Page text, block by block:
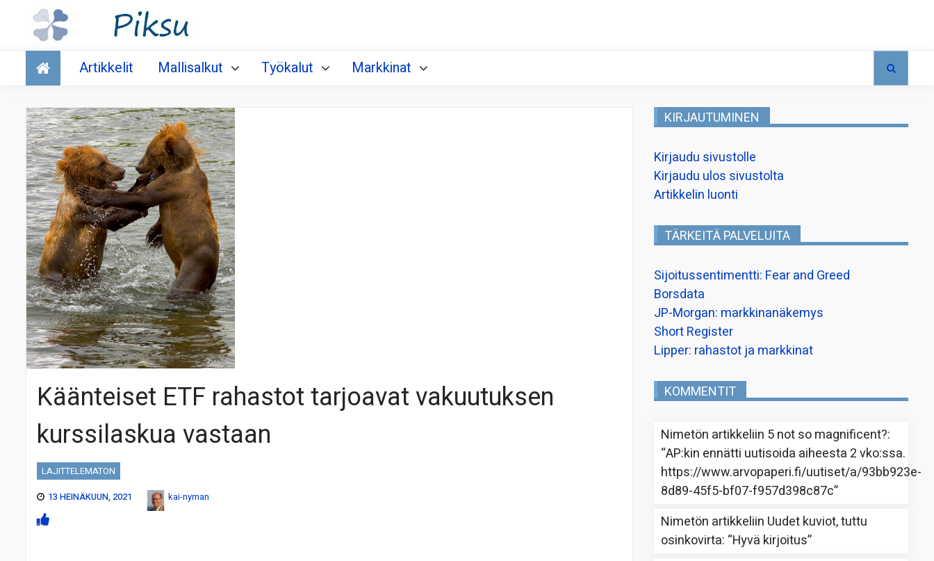
Talous
Artikkelit Mallisalkut Työkalut Markkinat
Käänteiset ETF rahastot tarjoavat vakuutuksen
kurssilaskua vastaan
LAJITTELEMATON
13 HEINÄKUUN, 2021
kai-nyman
KIRJAUTUMINEN
Kirjaudu sivustolle
Kirjaudu ulos sivustolta
Artikkelin luonti
TÄRKEITÄ PALVELUITA
Sijoitussentimentti: Fear and Greed
Borsdata
JP-Morgan: markkinanäkemys
Short Register
Lipper: rahastot ja markkinat
KOMMENTIT
Nimetön artikkeliin 5 not so magnificent?:
“AP:kin ennätti uutisoida aiheesta 2 vko:ssa.
https://www.arvopaperi.fi/uutiset/a/93bb923e-
8d89-45f5-bf07-f957d398c87c”
Nimetön artikkeliin Uudet kuviot, tuttu
osinkovirta: “Hyvä kirjoitus”